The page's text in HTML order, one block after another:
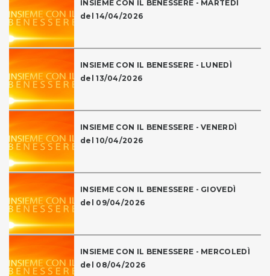
INSIEME CON IL BENESSERE - MARTEDÌ
del 14/04/2026
INSIEME CON IL BENESSERE - LUNEDÌ
del 13/04/2026
INSIEME CON IL BENESSERE - VENERDÌ
del 10/04/2026
INSIEME CON IL BENESSERE - GIOVEDÌ
del 09/04/2026
INSIEME CON IL BENESSERE - MERCOLEDÌ
del 08/04/2026